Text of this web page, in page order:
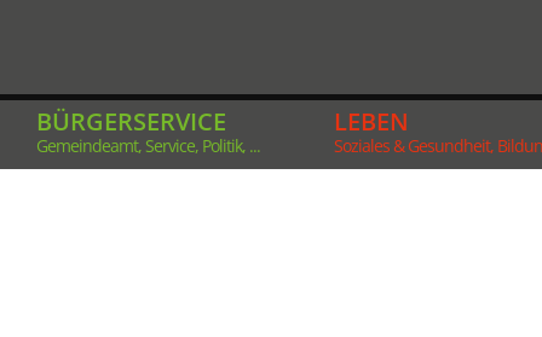
BÜRGERSERVICE
Gemeindeamt, Service, Politik, ...
LEBEN
Soziales & Gesundheit,